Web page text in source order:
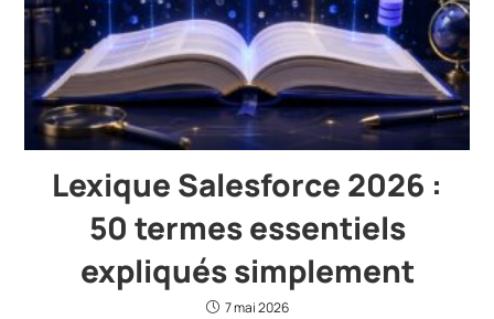
Lexique Salesforce 2026 :
50 termes essentiels
expliqués simplement
7 mai 2026